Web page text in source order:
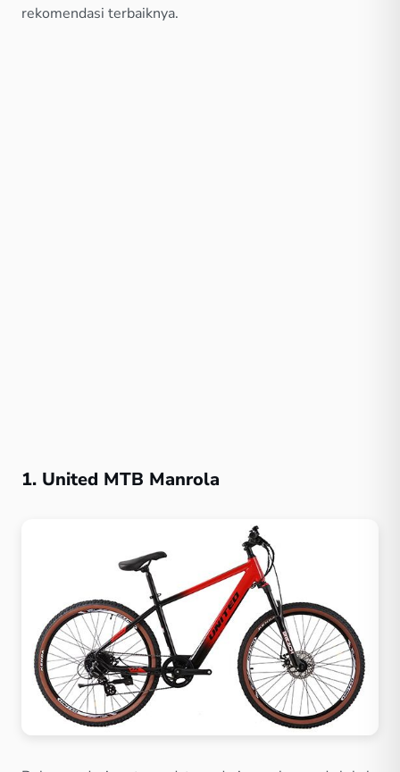
rekomendasi terbaiknya.
1. United MTB Manrola